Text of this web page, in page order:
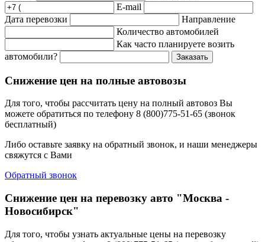
E-mail
Дата перевозки
Направление
Количество автомобилей
Как часто планируете возить
автомобили?
Заказать
Снижение цен на полные автовозы
Для того, чтобы рассчитать цену на полный автовоз Вы
можете обратиться по телефону 8 (800)775-51-65 (звонок
бесплатный)
Либо оставьте заявку на обратный звонок, и наши менеджеры
свяжутся с Вами
Обратный звонок
Снижение цен на перевозку авто "Москва -
Новосибирск"
Для того, чтобы узнать актуальные цены на перевозку